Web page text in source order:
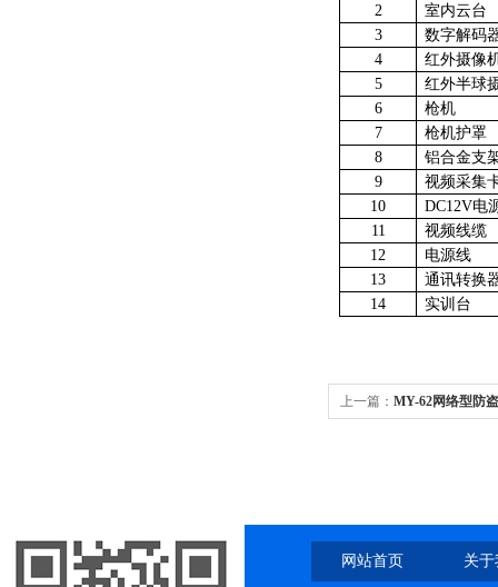
2
室内云台
3
数字解码
4
红外摄像
5
红外半球
6
枪机
7
枪机护罩
8
铝合金支
9
视频采集
10
DC12V电
11
视频线缆
12
电源线
13
通讯转换
14
实训台
上一篇： MY-62网络型防
网站首页 关